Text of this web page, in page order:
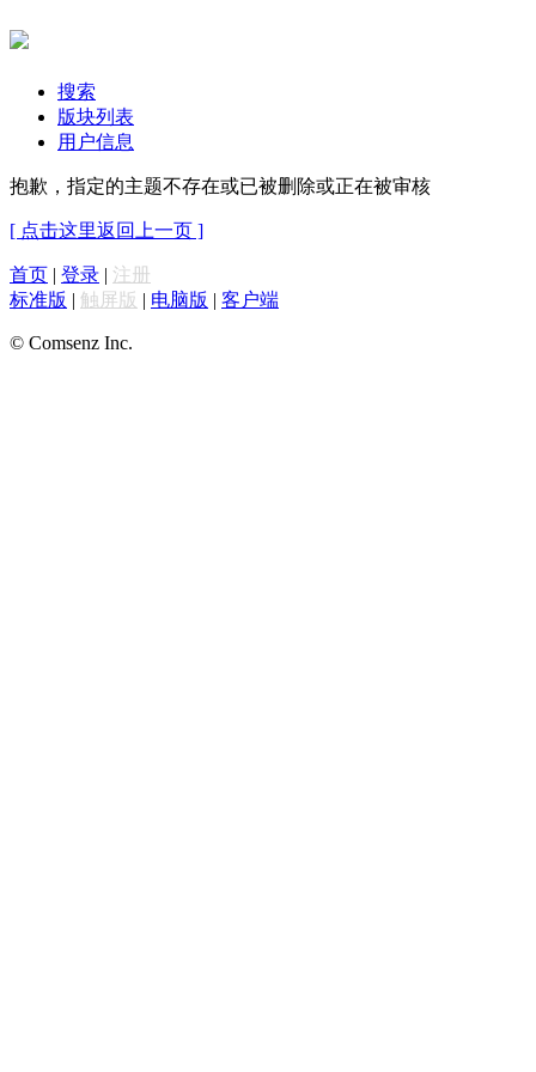
搜索
版块列表
用户信息
抱歉，指定的主题不存在或已被删除或正在被审核
[ 点击这里返回上一页 ]
首页 | 登录 | 注册
标准版 | 触屏版 | 电脑版 | 客户端
© Comsenz Inc.